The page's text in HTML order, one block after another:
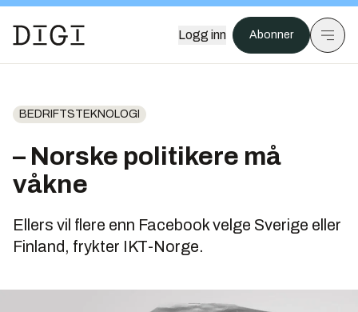
Logg inn Abonner
BEDRIFTSTEKNOLOGI
– Norske politikere må
våkne
Ellers vil flere enn Facebook velge Sverige eller
Finland, frykter IKT-Norge.